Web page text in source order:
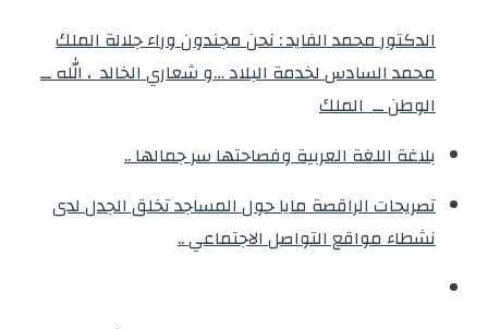
الدكتور محمد الفايد : نحن مجندون وراء جلالة الملك
محمد السادس لخدمة البلاد …و شعاري الخالد ، الله ــ
الوطن ــ الملك
بلاغة اللغة العربية وفصاحتها سر جمالها ..
تصريحات الراقصة مايا حول المساجد تخلق الجدل لدى
نشطاء مواقع التواصل الاجتماعي ..